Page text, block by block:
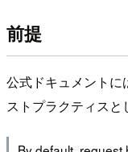
前提
公式ドキュメント
ストプラクティスと